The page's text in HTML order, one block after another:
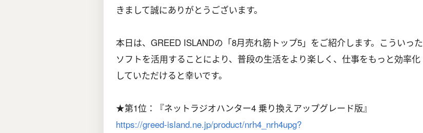
きまして誠にありがとうございます。
本日は、GREED ISLANDの「8月売れ筋トップ5」をご紹介します。こういった
ソフトを活用することにより、普段の生活をより楽しく、仕事をもっと効率化
していただけると幸いです。
★第1位：『ネットラジオハンター4 乗り換えアップグレード版』
https://greed-island.ne.jp/product/nrh4_nrh4upg?